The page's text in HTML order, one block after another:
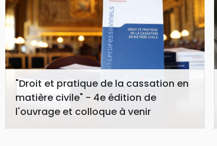
"Droit et pratique de la cassation en
matière civile" - 4e édition de
l'ouvrage et colloque à venir